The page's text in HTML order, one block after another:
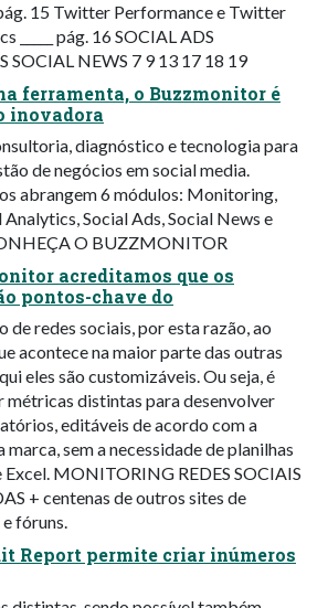
15 Twitter Performance e Twitter
_____ pág. 16 SOCIAL ADS
SOCIAL NEWS 7 9 13 17 18 19
ferramenta, o Buzzmonitor é
inovadora
diagnóstico e tecnologia para
de negócios em social media.
abrangem 6 módulos: Monitoring,
Analytics, Social Ads, Social News e
O BUZZMONITOR
acreditamos que os
pontos-chave do
de redes sociais, por esta razão, ao
acontece na maior parte das outras
eles são customizáveis. Ou seja, é
métricas distintas para desenvolver
editáveis de acordo com a
marca, sem a necessidade de planilhas
Excel. MONITORING REDES SOCIAIS
+ centenas de outros sites de
fóruns.
Report permite criar inúmeros